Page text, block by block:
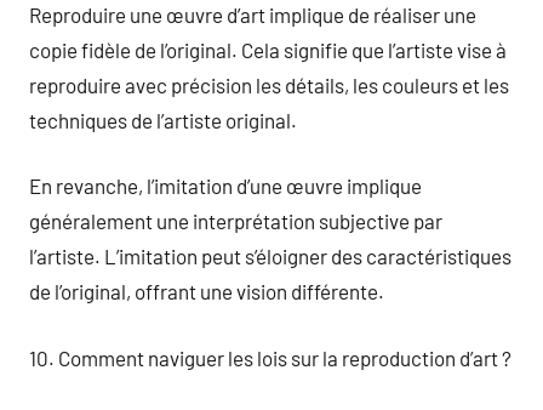
Reproduire une œuvre d’art implique de réaliser une
copie fidèle de l’original. Cela signifie que l’artiste vise à
reproduire avec précision les détails, les couleurs et les
techniques de l’artiste original.
En revanche, l’imitation d’une œuvre implique
généralement une interprétation subjective par
l’artiste. L’imitation peut s’éloigner des caractéristiques
de l’original, offrant une vision différente.
10. Comment naviguer les lois sur la reproduction d’art ?